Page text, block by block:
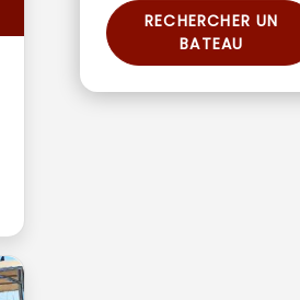
RECHERCHER UN
BATEAU